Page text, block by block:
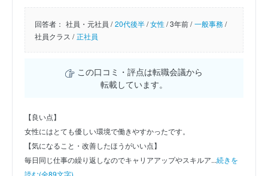
回答者： 社員・元社員 / 20代後半/女性/3年前 / 一般事務/
社員クラス / 正社員
この口コミ・評点は転職会議から
転載しています。
【良い点】
女性にはとても優しい環境で働きやすかったです。
【気になること・改善したほうがいい点】
毎日同じ仕事の繰り返しなのでキャリアアップやスキルア...続きを